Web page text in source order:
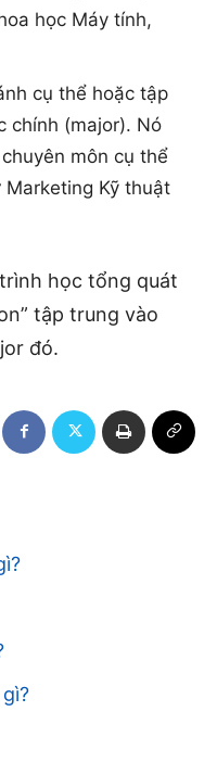
học Máy tính,
cụ thể hoặc tập
chính (major). Nó
môn cụ thể
Kỹ thuật
học tổng quát
tập trung vào
đó.